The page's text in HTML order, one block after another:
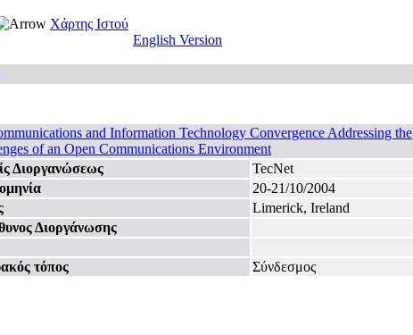
Χάρτης Ιστού
English Version
and Information Technology Convergence Addressing the
of an Open Communications Environment
Διοργανώσεως
TecNet
20-21/10/2004
Limerick, Ireland
Διοργάνωσης
τόπος
Σύνδεσμος